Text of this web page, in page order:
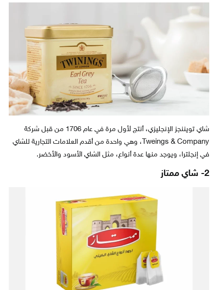
شاي تويننجز الإنجليزي، أنتج لأول مرة في عام 1706 من قبل شركة
Tweings & Company، وهي واحدة من أقدم العلامات التجارية للشاي
في إنجلترا، ويوجد منها عدة أنواع، مثل الشاي الأسود والأخضر.
2- شاي ممتاز